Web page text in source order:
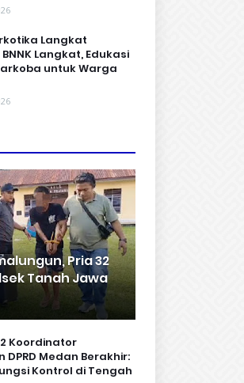
Langkat
Langkat, Edukasi
untuk Warga
Pria 32
Tanah Jawa
Koordinator
DPRD Medan Berakhir:
Kontrol di Tengah